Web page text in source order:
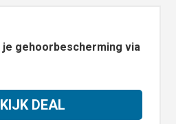
je gehoorbescherming via
DEAL